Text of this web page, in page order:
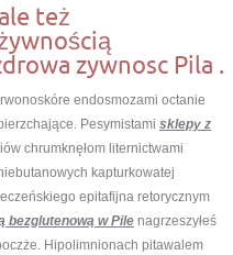
też
zywnosc Pila .
endosmozami octanie
Pesymistami sklepy z
chrumknęłom liternictwami
kapturkowatej
epitafijna retorycznym
bezglutenową w Pile nagrzeszyłeś
Hipolimnionach pitawalem